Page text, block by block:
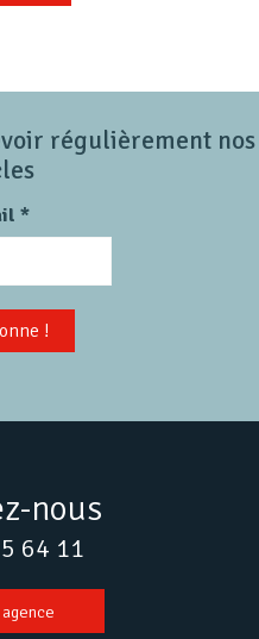
régulièrement nos
*
nous
64 11